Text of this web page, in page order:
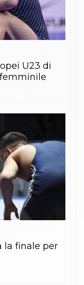
U23 di
la finale per